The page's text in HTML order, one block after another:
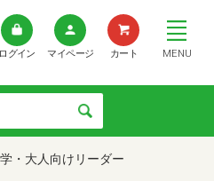
ログイン マイページ カート MENU
・大人向けリーダー